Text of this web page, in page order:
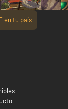
en tu país